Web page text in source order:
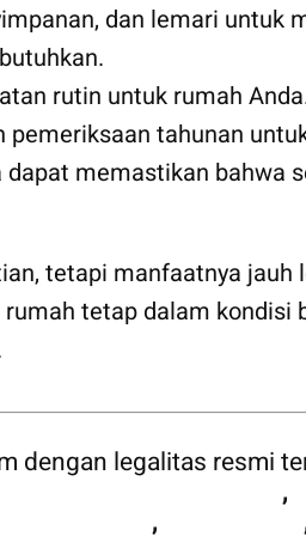
dan lemari untuk
rutin untuk rumah
tahunan
memastikan bahwa
tetapi manfaatnya jauh
tetap dalam kondisi
dengan legalitas resmi
,
,